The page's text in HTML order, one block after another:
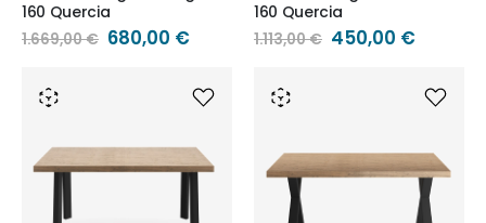
160 Quercia
1.669,00 € Prezzo
speciale
680,00 €
160 Quercia
1.113,00 € Prezzo
speciale
450,00 €